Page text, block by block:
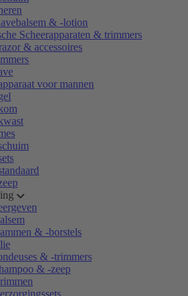
& -lotion
Scheerapparaten & trimmers
& accessoires
voor mannen
& -borstels
& -trimmers
& -zeep